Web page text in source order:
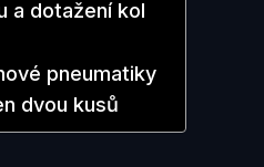
a dotažení kol
pneumatiky
dvou kusů